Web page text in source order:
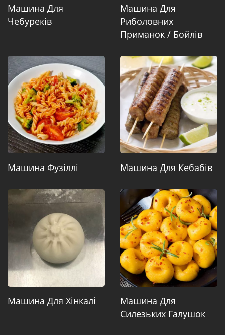
Машина Для
Чебуреків
Машина Для
Риболовних
Приманок / Бойлів
Машина Фузіллі Машина Для Кебабів
Машина Для Хінкалі
Машина Для
Силезьких Галушок